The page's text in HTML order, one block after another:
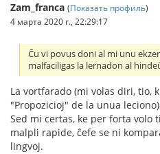
Zam_franca (Показать профиль)
4 марта 2020 г., 22:29:17
Ĉu vi povus doni al mi unu
malfaciligas la lernadon al
La vortfarado (mi volas diri, tio,
"Propozicioj" de la unua
Sed mi certas, ke per forta volo
malpli rapide, ĉefe se ni
lingvoj.